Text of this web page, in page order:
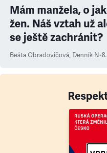
Mám manžela, o
žen. Náš vztah už
se ještě zachránit?
Beáta Obradovičová, Denník N•